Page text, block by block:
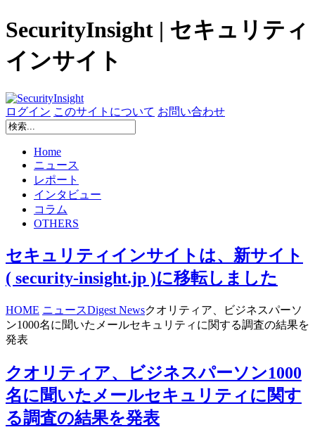
SecurityInsight | セキュリティ
インサイト
ログイン このサイトについて お問い合わせ
Home
ニュース
レポート
インタビュー
コラム
OTHERS
セキュリティインサイトは、新サイト
( security-insight.jp )に移転しました
HOME ニュースDigest Newsクオリティア、ビジネスパーソ
ン1000名に聞いたメールセキュリティに関する調査の結果を
発表
クオリティア、ビジネスパーソン1000
名に聞いたメールセキュリティに関す
る調査の結果を発表